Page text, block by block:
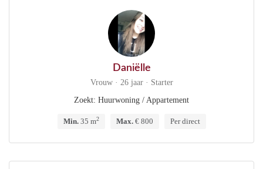
Daniëlle
Vrouw · 26 jaar · Starter
Zoekt: Huurwoning / Appartement
Min.35 m2 Max.€ 800 Per direct